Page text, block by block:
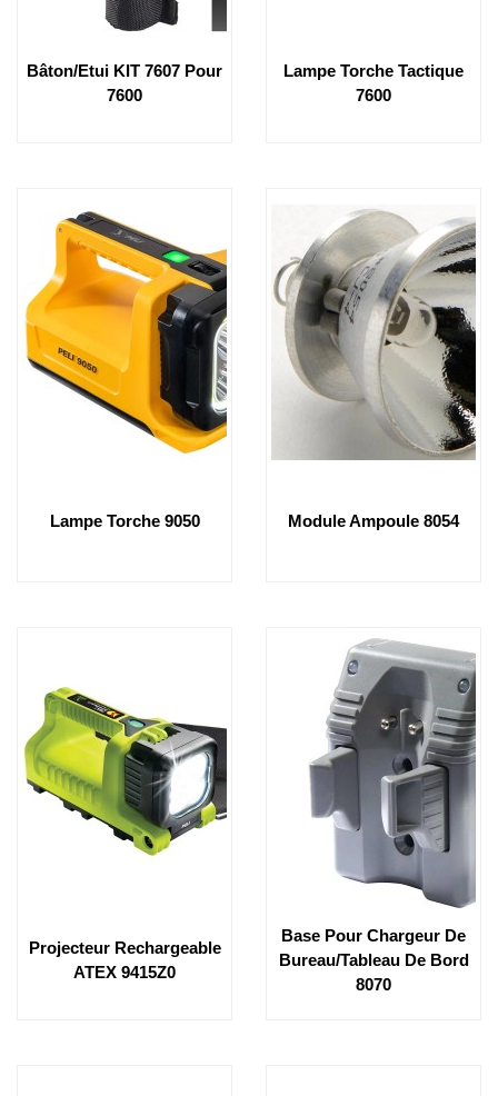
Bâton/Etui KIT 7607 Pour
7600
Lampe Torche Tactique
7600
Lampe Torche 9050 Module Ampoule 8054
Projecteur Rechargeable
ATEX 9415Z0
Base Pour Chargeur De
Bureau/tableau De Bord
8070